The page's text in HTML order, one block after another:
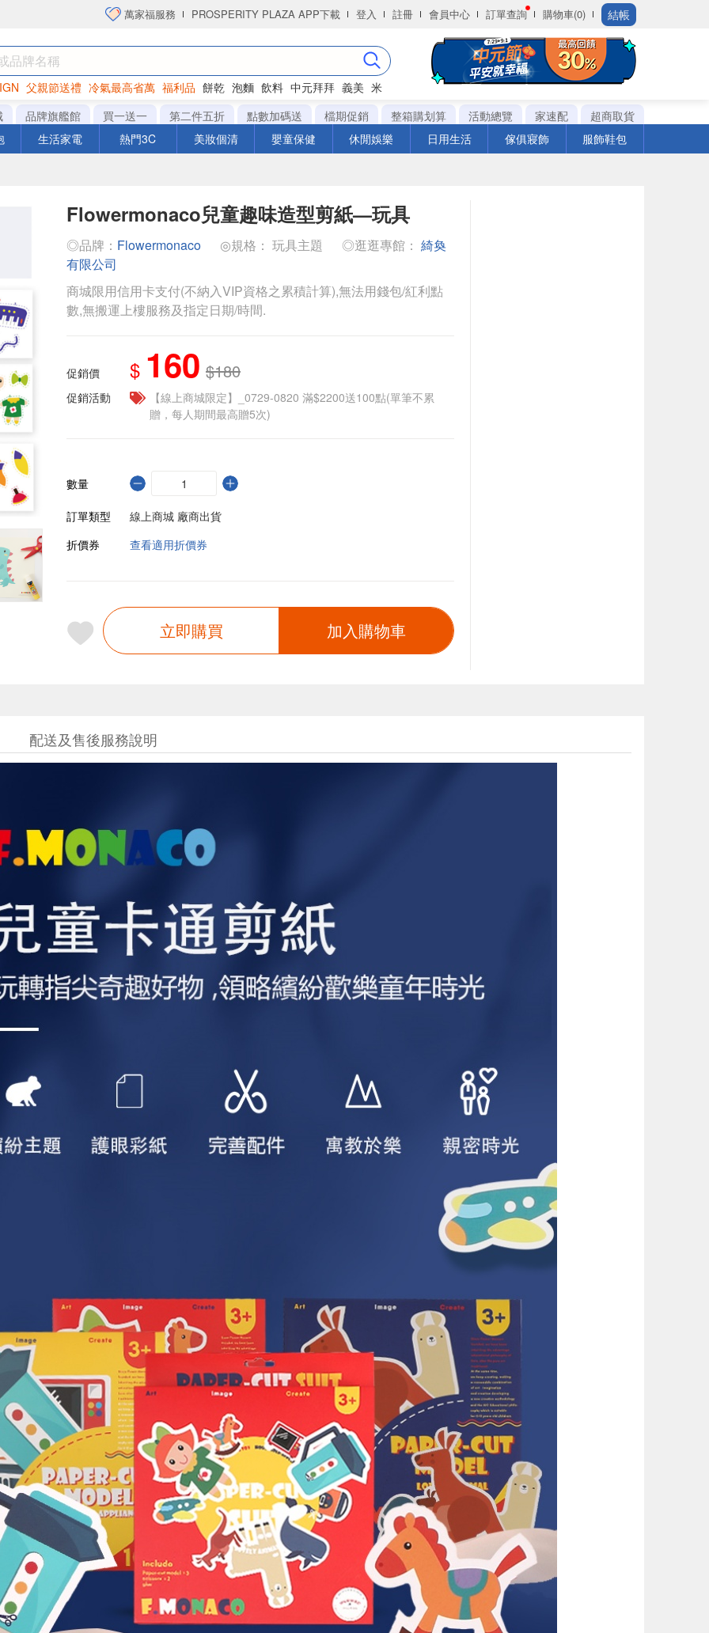
萬家福服務 PROSPERITY PLAZA APP下載 登入 註冊 會員中心 訂單查詢 購物車(0) 結帳
父親節送禮 冷氣最高省萬 福利品 餅乾 泡麵 飲料 中元拜拜 義美 米
衛生紙
品牌旗艦館 買一送一 第二件五折 點數加碼送 檔期促銷 整箱購划算 活動總覽 家速配
超商取貨
生活家電 熱門3C 美妝個清 嬰童保健 休閒娛樂 日用生活 傢俱寢飾 服飾鞋包
Flowermonaco兒童趣味造型剪紙—玩具
◎品牌： Flowermonaco ◎規格： 玩具主題 ◎逛逛專館： 綺奐
有限公司
商城限用信用卡支付(不納入VIP資格之累積計算),無法用錢包/紅利點
數,無搬運上樓服務及指定日期/時間.
促銷價 $ 160 $180
促銷活動
【線上商城限定】_0729-0820 滿$2200送100點(單筆不累
贈，每人期間最高贈5次)
數量
訂單類型
線上商城 廠商出貨
折價券
查看適用折價券
立即購買 加入購物車
配送及售後服務說明